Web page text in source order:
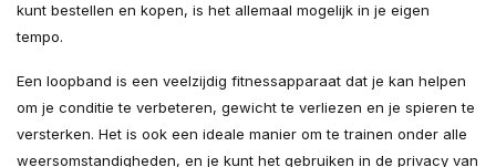
kunt bestellen en kopen, is het allemaal mogelijk in je eigen
tempo.
Een loopband is een veelzijdig fitnessapparaat dat je kan helpen
om je conditie te verbeteren, gewicht te verliezen en je spieren te
versterken. Het is ook een ideale manier om te trainen onder alle
weersomstandigheden, en je kunt het gebruiken in de privacy van